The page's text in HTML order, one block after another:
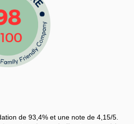
de 93,4% et une note de 4,15/5.